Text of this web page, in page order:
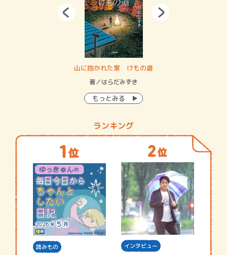
山に抱かれた家 けもの道
著／はらだみずき
もっとみる
ランキング
読みもの インタビュー